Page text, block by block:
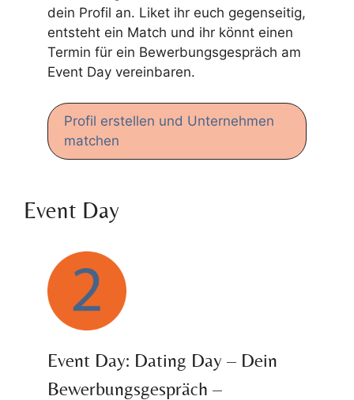
dein Profil an. Liket ihr euch gegenseitig,
entsteht ein Match und ihr könnt einen
Termin für ein Bewerbungsgespräch am
Event Day vereinbaren.
Profil erstellen und Unternehmen
matchen
Event Day
Event Day: Dating Day – Dein
Bewerbungsgespräch –